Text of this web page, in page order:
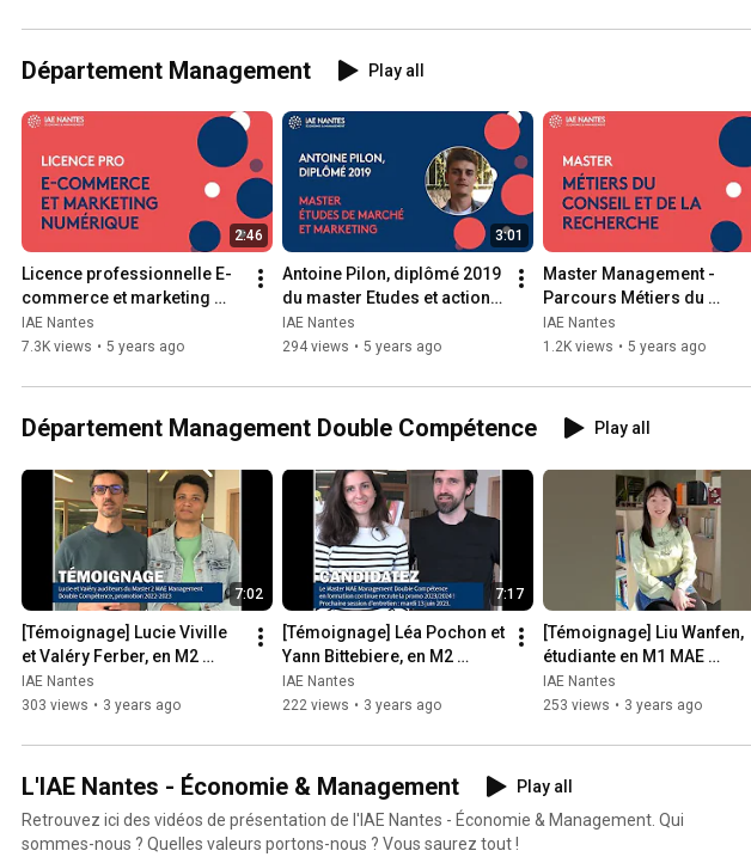
Département Management Play all
2:46
Licence professionnelle E-
commerce et marketing
numérique
IAE Nantes
7.3K views • 5 years ago
3:01
Antoine Pilon, diplômé 2019
du master Etudes et actions
marketing
IAE Nantes
294 views • 5 years ago
Master Management -
Parcours Métiers du
Conseil et de la Recherche
IAE Nantes
1.2K views • 5 years ago
Département Management Double Compétence Play all
7:02
[Témoignage] Lucie Viville
et Valéry Ferber, en M2
Management Double
Compétence, formation
IAE Nantes
303 views • 3 years ago
7:17
[Témoignage] Léa Pochon et
Yann Bittebiere, en M2
Management Double
Compétence en formation
IAE Nantes
222 views • 3 years ago
[Témoignage] Liu Wanfen,
étudiante en M1 MAE
Management International
Franco-Asiatique
IAE Nantes
253 views • 3 years ago
L'IAE Nantes - Économie & Management
Play all
Retrouvez ici des vidéos de présentation de l'IAE Nantes - Économie & Management. Qui
sommes-nous ? Quelles valeurs portons-nous ? Vous saurez tout !